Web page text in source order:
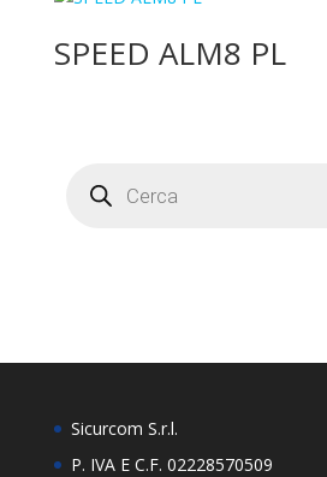
SPEED ALM8 PL
search
Sicurcom S.r.l.
P. IVA E C.F. 02228570509